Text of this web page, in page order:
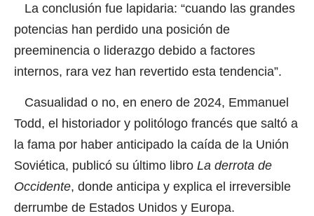
La conclusión fue lapidaria: “cuando las grandes
potencias han perdido una posición de
preeminencia o liderazgo debido a factores
internos, rara vez han revertido esta tendencia”.
Casualidad o no, en enero de 2024, Emmanuel
Todd, el historiador y politólogo francés que saltó a
la fama por haber anticipado la caída de la Unión
Soviética, publicó su último libro La derrota de
Occidente, donde anticipa y explica el irreversible
derrumbe de Estados Unidos y Europa.